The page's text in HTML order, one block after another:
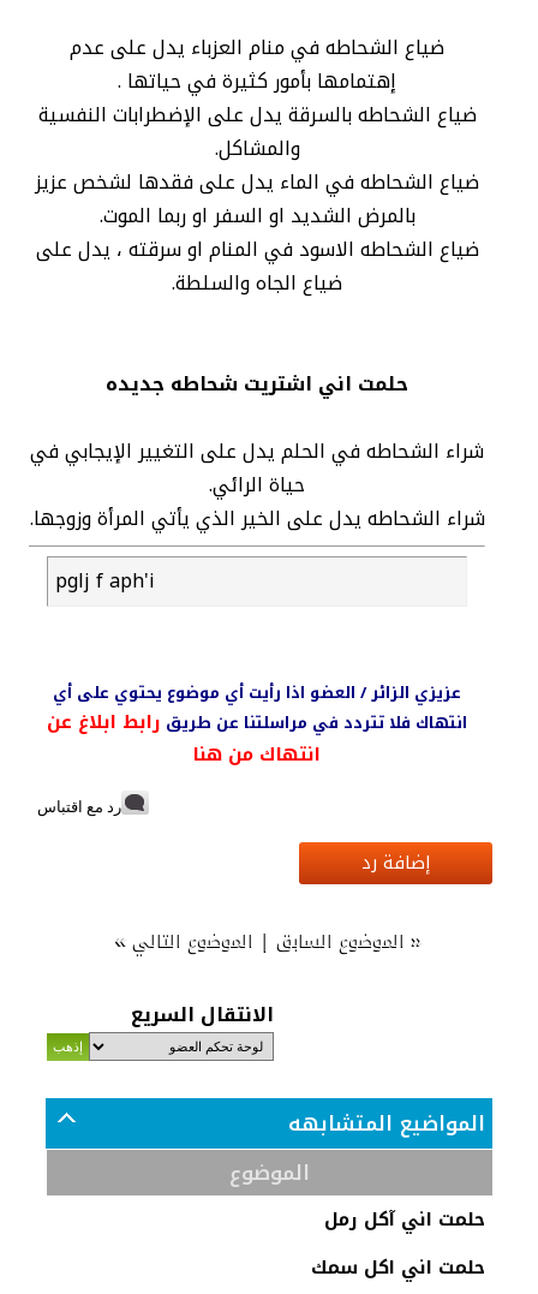
ضياع الشحاطه في منام العزباء يدل على عدم
إهتمامها بأمور كثيرة في حياتها .
ضياع الشحاطه بالسرقة يدل على الإضطرابات النفسية
والمشاكل.
ضياع الشحاطه في الماء يدل على فقدها لشخص عزيز
بالمرض الشديد او السفر او ربما الموت.
ضياع الشحاطه الاسود في المنام او سرقته ، يدل على
ضياع الجاه والسلطة.
حلمت اني اشتريت شحاطه جديده
شراء الشحاطه في الحلم يدل على التغيير الإيجابي في
حياة الرائي.
شراء الشحاطه يدل على الخير الذي يأتي المرأة وزوجها.
pglj f aph'i
عزيزي الزائر / العضو اذا رأيت أي موضوع يحتوي على أي
انتهاك فلا تتردد في مراسلتنا عن طريق رابط ابلاغ عن
انتهاك من هنا
رد مع اقتباس
إضافة رد
« الموضوع السابق| الموضوع التالي»
الانتقال السريع
المواضيع المتشابهه
الموضوع
حلمت اني آكل رمل
حلمت اني اكل سمك